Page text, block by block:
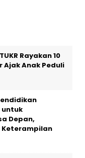
Rayakan 10
Ajak Anak Peduli
untuk
Depan,